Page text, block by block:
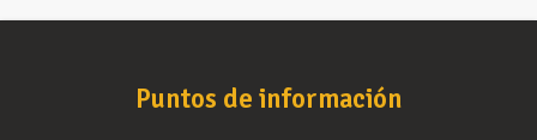
Puntos de información